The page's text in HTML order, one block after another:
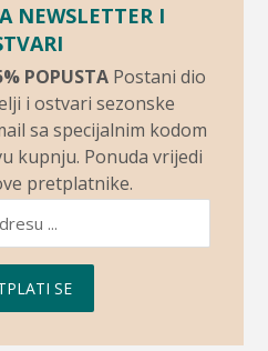
NEWSLETTER I
POPUSTA Postani dio
i ostvari sezonske
sa specijalnim kodom
kupnju. Ponuda vrijedi
pretplatnike.
SE